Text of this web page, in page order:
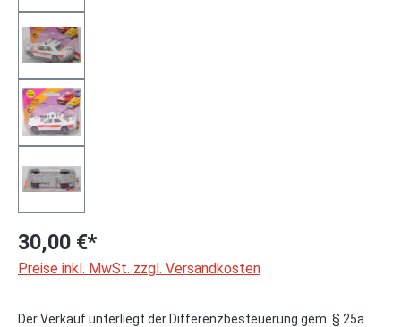
30,00 €*
Preise inkl. MwSt. zzgl. Versandkosten
Der Verkauf unterliegt der Differenzbesteuerung gem. § 25a